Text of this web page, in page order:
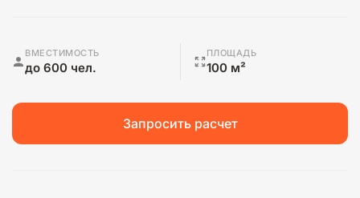
ВМЕСТИМОСТЬ
до 600 чел.
ПЛОЩАДЬ
100 м²
Запросить расчет